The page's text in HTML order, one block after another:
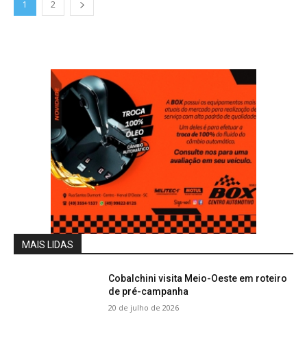
1 2
MAIS LIDAS
Cobalchini visita Meio-Oeste em roteiro
de pré-campanha
20 de julho de 2026